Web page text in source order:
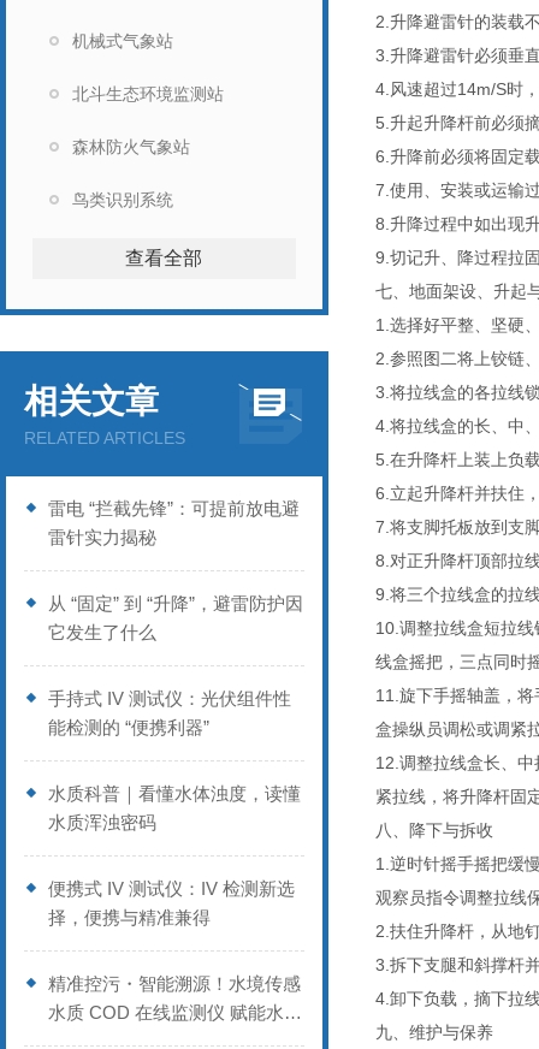
机械式气象站
北斗生态环境监测站
森林防火气象站
鸟类识别系统
查看全部
相关文章
RELATED ARTICLES
雷电 “拦截先锋”：可提前放电避
雷针实力揭秘
从 “固定” 到 “升降”，避雷防护因
它发生了什么
手持式 IV 测试仪：光伏组件性
能检测的 “便携利器”
水质科普｜看懂水体浊度，读懂
水质浑浊密码
便携式 IV 测试仪：IV 检测新选
择，便携与精准兼得
精准控污・智能溯源！水境传感
水质 COD 在线监测仪 赋能水环
境精细化管控
2. 升降避雷针的装载
3. 升降避雷针必须垂
4. 风速超过14m/S时
5. 升起升降杆前必须
6. 升降前必须将固定
7. 使用、安装或运输
8. 升降过程中如出现
9. 切记升、降过程拉
七、地面架设、升起
1. 选择好平整、坚硬
2. 参照图二将上铰链
3. 将拉线盒的各拉线
4. 将拉线盒的长、中
5. 在升降杆上装上负
6. 立起升降杆并扶住
7. 将支脚托板放到支
8. 对正升降杆顶部拉
9. 将三个拉线盒的拉
10. 调整拉线盒短拉
线盒摇把，三点同时
11. 旋下手摇轴盖，
盒操纵员调松或调紧
12. 调整拉线盒长、
紧拉线，将升降杆固
八、降下与拆收
1. 逆时针摇手摇把缓
观察员指令调整拉线
2. 扶住升降杆，从地
3. 拆下支腿和斜撑杆
4. 卸下负载，摘下拉
九、维护与保养